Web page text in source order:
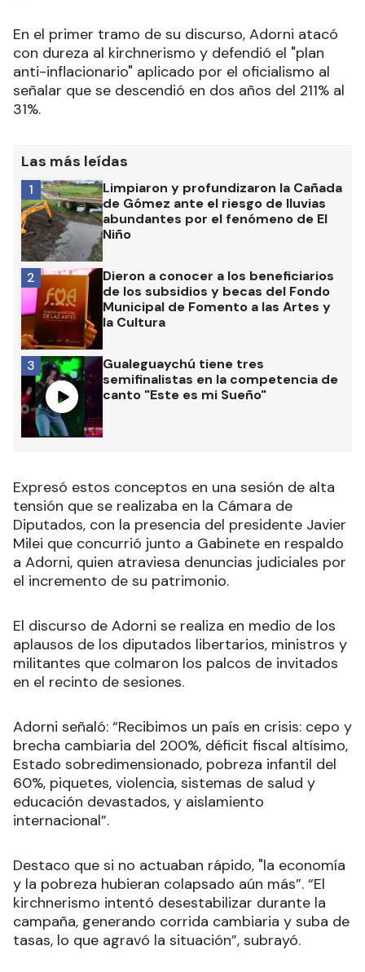
En el primer tramo de su discurso, Adorni atacó
con dureza al kirchnerismo y defendió el "plan
anti-inflacionario" aplicado por el oficialismo al
señalar que se descendió en dos años del 211% al
31%.
Las más leídas
Limpiaron y profundizaron la Cañada
de Gómez ante el riesgo de lluvias
abundantes por el fenómeno de El
Niño
1
Dieron a conocer a los beneficiarios
de los subsidios y becas del Fondo
Municipal de Fomento a las Artes y
la Cultura
2
Gualeguaychú tiene tres
semifinalistas en la competencia de
canto "Este es mi Sueño"
3
Expresó estos conceptos en una sesión de alta
tensión que se realizaba en la Cámara de
Diputados, con la presencia del presidente Javier
Milei que concurrió junto a Gabinete en respaldo
a Adorni, quien atraviesa denuncias judiciales por
el incremento de su patrimonio.
El discurso de Adorni se realiza en medio de los
aplausos de los diputados libertarios, ministros y
militantes que colmaron los palcos de invitados
en el recinto de sesiones.
Adorni señaló: “Recibimos un país en crisis: cepo y
brecha cambiaria del 200%, déficit fiscal altísimo,
Estado sobredimensionado, pobreza infantil del
60%, piquetes, violencia, sistemas de salud y
educación devastados, y aislamiento
internacional”.
Destaco que si no actuaban rápido, "la economía
y la pobreza hubieran colapsado aún más”. “El
kirchnerismo intentó desestabilizar durante la
campaña, generando corrida cambiaria y suba de
tasas, lo que agravó la situación”, subrayó.